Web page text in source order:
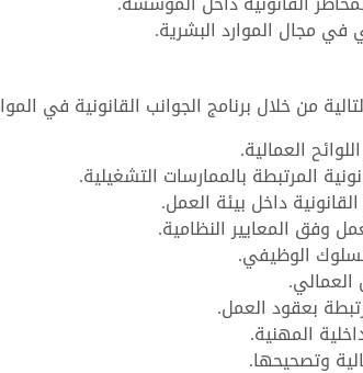
في مجال الموارد البشرية.
من خلال برنامج الجوانب القانونية في
العمالية.
المرتبطة بالممارسات التشغيلية.
داخل بيئة العمل.
وفق المعايير النظامية.
الوظيفي.
العمالي.
بعقود العمل.
المهنية.
وتصحيحها.